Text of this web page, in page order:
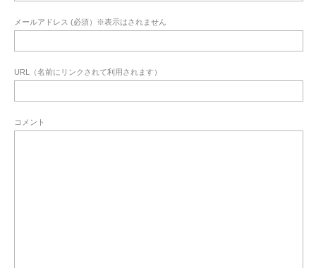
メールアドレス (必須）※表示はされません
URL（名前にリンクされて利用されます）
コメント